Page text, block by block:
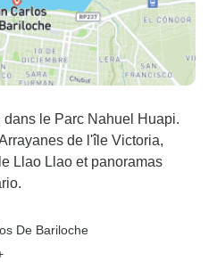
le Parc Nahuel Huapi.
de l'île Victoria,
Llao Llao et panoramas
De Bariloche